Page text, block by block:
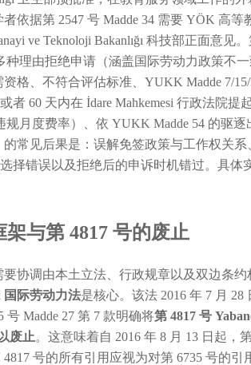
依据第 2547 号 Madde 34 需要 YÖK 高等
ve Teknoloji Bakanlığı 科技部正面意见
种理由拒绝申请（涵盖国际劳动力政策不
格、不符合评估标准、YUKK Madde 7/
60 天内在 İdare Mahkemesi 行政法院提
月度费率）、依 YUKK Madde 54 的驱逐
的常见后果是：误解免签政策与工作权关
择错误以及拒绝后的申诉时机错过。具体
与第 4817 号的废止
要协调由本土立法、行政规章以及双边条
国际劳动力法是核心。该法 2016 年 7 月 28
Madde 27 第 7 款明确将第 4817 号
废止。这意味着自 2016 年 8 月 13 日起，
号的所有引用应视为对第 6735 号的引